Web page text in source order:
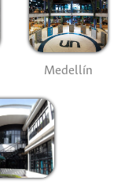
Medellín